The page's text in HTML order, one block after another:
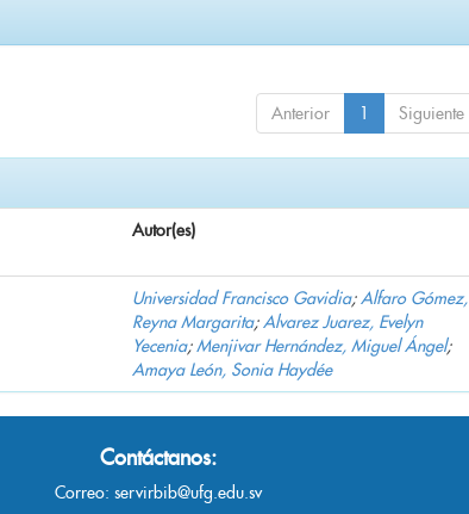
Anterior 1 Siguiente
Autor(es)
Universidad Francisco Gavidia;Alfaro Gómez,
Reyna Margarita;Alvarez Juarez, Evelyn
Yecenia;Menjivar Hernández, Miguel Ángel;
Amaya León, Sonia Haydée
Contáctanos:
Correo: servirbib@ufg.edu.sv